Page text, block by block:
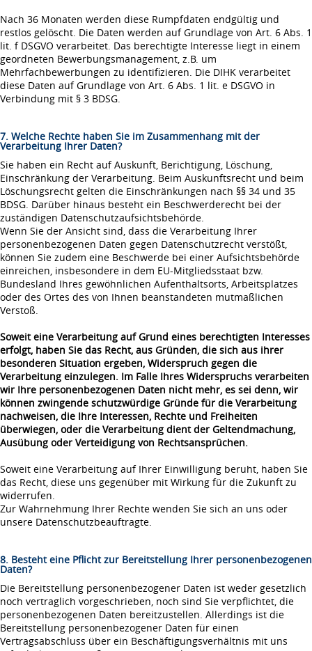
Nach 36 Monaten werden diese Rumpfdaten endgültig und
restlos gelöscht. Die Daten werden auf Grundlage von Art. 6 Abs. 1
lit. f DSGVO verarbeitet. Das berechtigte Interesse liegt in einem
geordneten Bewerbungsmanagement, z.B. um
Mehrfachbewerbungen zu identifizieren. Die DIHK verarbeitet
diese Daten auf Grundlage von Art. 6 Abs. 1 lit. e DSGVO in
Verbindung mit § 3 BDSG.
7. Welche Rechte haben Sie im Zusammenhang mit der
Verarbeitung Ihrer Daten?
Sie haben ein Recht auf Auskunft, Berichtigung, Löschung,
Einschränkung der Verarbeitung. Beim Auskunftsrecht und beim
Löschungsrecht gelten die Einschränkungen nach §§ 34 und 35
BDSG. Darüber hinaus besteht ein Beschwerderecht bei der
zuständigen Datenschutzaufsichtsbehörde.
Wenn Sie der Ansicht sind, dass die Verarbeitung Ihrer
personenbezogenen Daten gegen Datenschutzrecht verstößt,
können Sie zudem eine Beschwerde bei einer Aufsichtsbehörde
einreichen, insbesondere in dem EU-Mitgliedsstaat bzw.
Bundesland Ihres gewöhnlichen Aufenthaltsorts, Arbeitsplatzes
oder des Ortes des von Ihnen beanstandeten mutmaßlichen
Verstoß.
Soweit eine Verarbeitung auf Grund eines berechtigten Interesses
erfolgt, haben Sie das Recht, aus Gründen, die sich aus ihrer
besonderen Situation ergeben, Widerspruch gegen die
Verarbeitung einzulegen. Im Falle Ihres Widerspruchs verarbeiten
wir Ihre personenbezogenen Daten nicht mehr, es sei denn, wir
können zwingende schutzwürdige Gründe für die Verarbeitung
nachweisen, die Ihre Interessen, Rechte und Freiheiten
überwiegen, oder die Verarbeitung dient der Geltendmachung,
Ausübung oder Verteidigung von Rechtsansprüchen.
Soweit eine Verarbeitung auf Ihrer Einwilligung beruht, haben Sie
das Recht, diese uns gegenüber mit Wirkung für die Zukunft zu
widerrufen.
Zur Wahrnehmung Ihrer Rechte wenden Sie sich an uns oder
unsere Datenschutzbeauftragte.
8. Besteht eine Pflicht zur Bereitstellung Ihrer personenbezogenen
Daten?
Die Bereitstellung personenbezogener Daten ist weder gesetzlich
noch vertraglich vorgeschrieben, noch sind Sie verpflichtet, die
personenbezogenen Daten bereitzustellen. Allerdings ist die
Bereitstellung personenbezogener Daten für einen
Vertragsabschluss über ein Beschäftigungsverhältnis mit uns